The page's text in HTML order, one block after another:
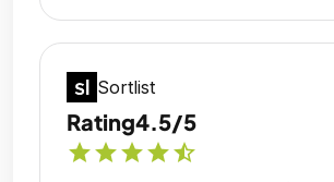
Sortlist
Rating4.5/5
starstarstarstarstar_half